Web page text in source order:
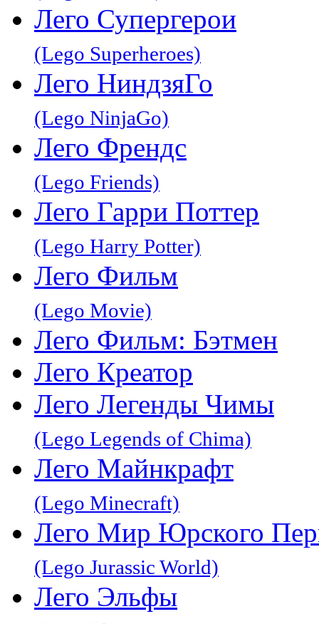
Лего Супергерои
(Lego Superheroes)
Лего НиндзяГо
(Lego NinjaGo)
Лего Френдс
(Lego Friends)
Лего Гарри Поттер
(Lego Harry Potter)
Лего Фильм
(Lego Movie)
Лего Фильм: Бэтмен
Лего Креатор
Лего Легенды Чимы
(Lego Legends of Chima)
Лего Майнкрафт
(Lego Minecraft)
Лего Мир Юрского
(Lego Jurassic World)
Лего Эльфы